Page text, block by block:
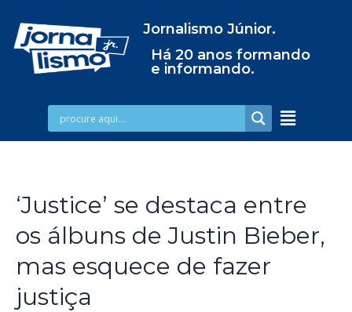
Jornalismo Júnior.
Há 20 anos formando
e informando.
‘Justice’ se destaca entre
os álbuns de Justin Bieber,
mas esquece de fazer
justiça